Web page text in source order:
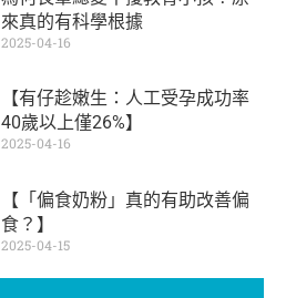
來真的有科學根據
2025-04-16
【有仔趁嫩生：人工受孕成功率
40歲以上僅26%】
2025-04-16
【「偏食奶粉」真的有助改善偏
食？】
2025-04-15